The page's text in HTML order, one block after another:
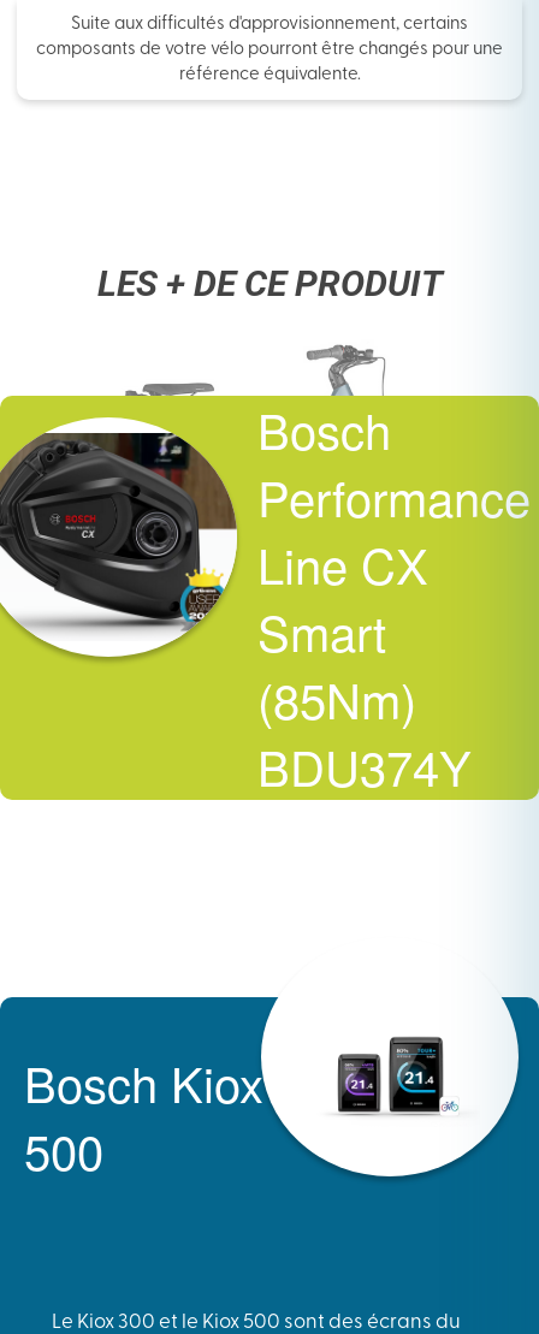
Suite aux difficultés d'approvisionnement, certains
composants de votre vélo pourront être changés pour une
référence équivalente.
LES + DE CE PRODUIT
Bosch
Performance
Line CX
Smart
(85Nm)
BDU374Y
Bosch Kiox
500
Le Kiox 300 et le Kiox 500 sont des écrans du